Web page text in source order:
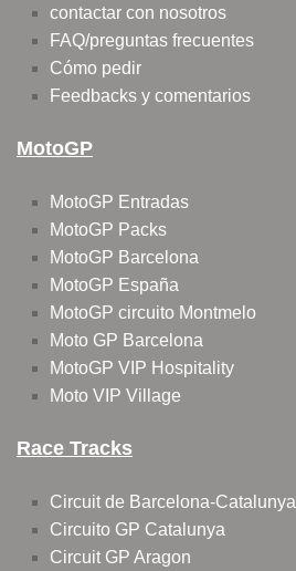
contactar con nosotros
FAQ/preguntas frecuentes
Cómo pedir
Feedbacks y comentarios
MotoGP
MotoGP Entradas
MotoGP Packs
MotoGP Barcelona
MotoGP España
MotoGP circuito Montmelo
Moto GP Barcelona
MotoGP VIP Hospitality
Moto VIP Village
Race Tracks
Circuit de Barcelona-Catalunya
Circuito GP Catalunya
Circuit GP Aragon